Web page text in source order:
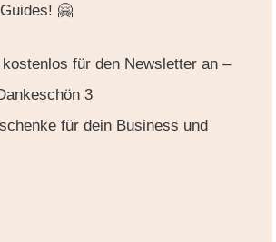
Guides! 🤗
für den Newsletter an–
3
für dein Business und